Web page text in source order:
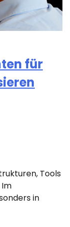
für
Tools
in